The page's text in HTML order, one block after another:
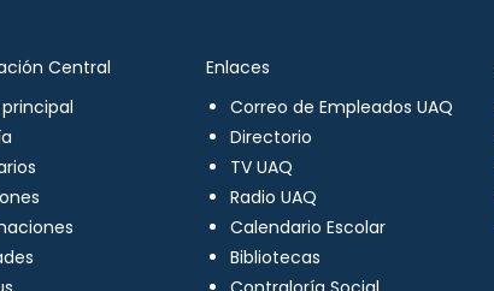
Central
Enlaces
Correo de Empleados UAQ
Directorio
TV UAQ
Radio UAQ
Calendario Escolar
Bibliotecas